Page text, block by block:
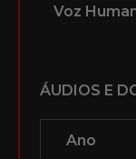
Voz
ÁUDIOS E